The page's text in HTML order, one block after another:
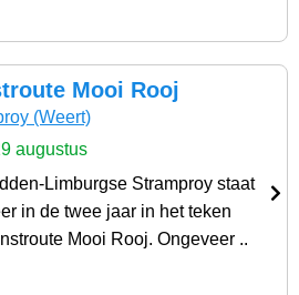
Mooi Rooj
(Weert)
augustus
Limburgse Stramproy staat
in de twee jaar in het teken
Mooi Rooj. Ongeveer ..